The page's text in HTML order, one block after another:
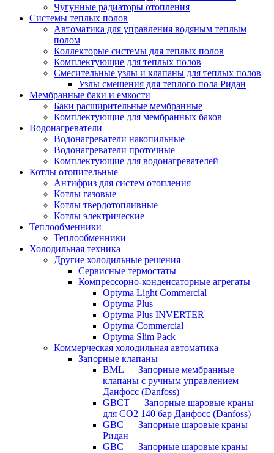
Чугунные радиаторы отопления
Системы теплых полов
Автоматика для управления водяным теплым
полом
Коллекторые системы для теплых полов
Комплектующие для теплых полов
Смесительные узлы и клапаны для теплых полов
Узлы смешения для теплого пола Ридан
Мембранные баки и емкости
Баки расширительные мембранные
Комплектующие для мембранных баков
Водонагреватели
Водонагреватели накопильные
Водонагреватели проточные
Комплектующие для водонагревателей
Котлы отопительные
Антифриз для систем отопления
Котлы газовые
Котлы твердотопливные
Котлы электрические
Теплообменники
Теплообменники
Холодильная техника
Другие холодильные решения
Сервисные термостаты
Компрессорно-конденсаторные агрегаты
Optyma Light Commercial
Optyma Plus
Optyma Plus INVERTER
Optyma Commercial
Optyma Slim Pack
Коммерческая холодильная автоматика
Запорные клапаны
BML — Запорные мембранные
клапаны с ручным управлением
Данфосс (Danfoss)
GBCT — Запорные шаровые краны
для CO2 140 бар Данфосс (Danfoss)
GBC — Запорные шаровые краны
Ридан
GBC — Запорные шаровые краны